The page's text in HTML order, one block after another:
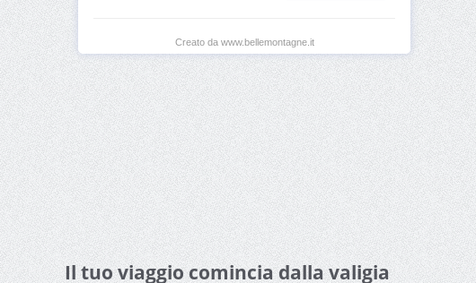
Creato da www.bellemontagne.it
Il tuo viaggio comincia dalla valigia